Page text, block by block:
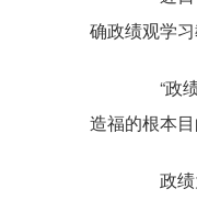
确政绩观学
“政绩
造福的根本
政绩为